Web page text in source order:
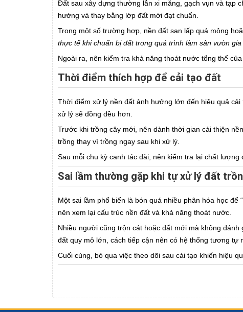
Đất sau xây dựng thường lẫn xi măng, gạch vụn và tạp
hưởng và thay bằng lớp đất mới đạt chuẩn.
Trong một số trường hợp, nền đất san lấp quá mỏng
thực tế khi chuẩn bị đất trong quá trình làm sân vườn gia
Ngoài ra, nên kiểm tra khả năng thoát nước tổng thể
Thời điểm thích hợp để cải tạo đất
Thời điểm xử lý nền đất ảnh hưởng lớn đến hiệu quả
xử lý sẽ đồng đều hơn.
Trước khi trồng cây mới, nên dành thời gian cải thiện
trồng thay vì trồng ngay sau khi xử lý.
Sau mỗi chu kỳ canh tác dài, nên kiểm tra lại chất
Sai lầm thường gặp khi tự xử lý đất
Một sai lầm phổ biến là bón quá nhiều phân hóa học
nên xem lại cấu trúc nền đất và khả năng thoát nước.
Nhiều người cũng trộn cát hoặc đất mới mà không
đất quy mô lớn, cách tiếp cận nên có hệ thống tương tự
Cuối cùng, bỏ qua việc theo dõi sau cải tạo khiến hiệu